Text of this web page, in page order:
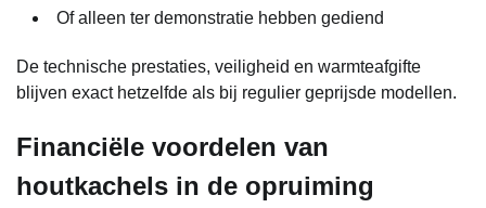
Of alleen ter demonstratie hebben gediend
De technische prestaties, veiligheid en warmteafgifte
blijven exact hetzelfde als bij regulier geprijsde modellen.
Financiële voordelen van
houtkachels in de opruiming